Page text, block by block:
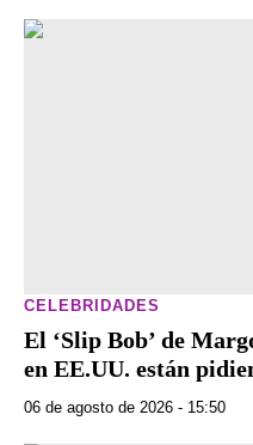
CELEBRIDADES
El ‘Slip Bob’ de
en EE.UU. están
06 de agosto de 2026 - 15:50